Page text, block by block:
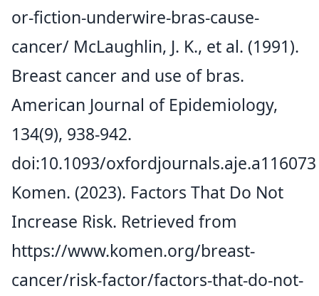
or-fiction-underwire-bras-cause-
cancer/ McLaughlin, J. K., et al. (1991).
Breast cancer and use of bras.
American Journal of Epidemiology,
134(9), 938-942.
doi:10.1093/oxfordjournals.aje.a116073
Komen. (2023). Factors That Do Not
Increase Risk. Retrieved from
https://www.komen.org/breast-
cancer/risk-factor/factors-that-do-not-